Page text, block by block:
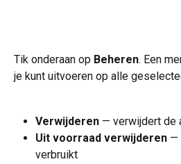
Tik onderaan op Beheren. Een
je kunt uitvoeren op alle
Verwijderen — verwijdert de
Uit voorraad verwijderen —
verbruikt